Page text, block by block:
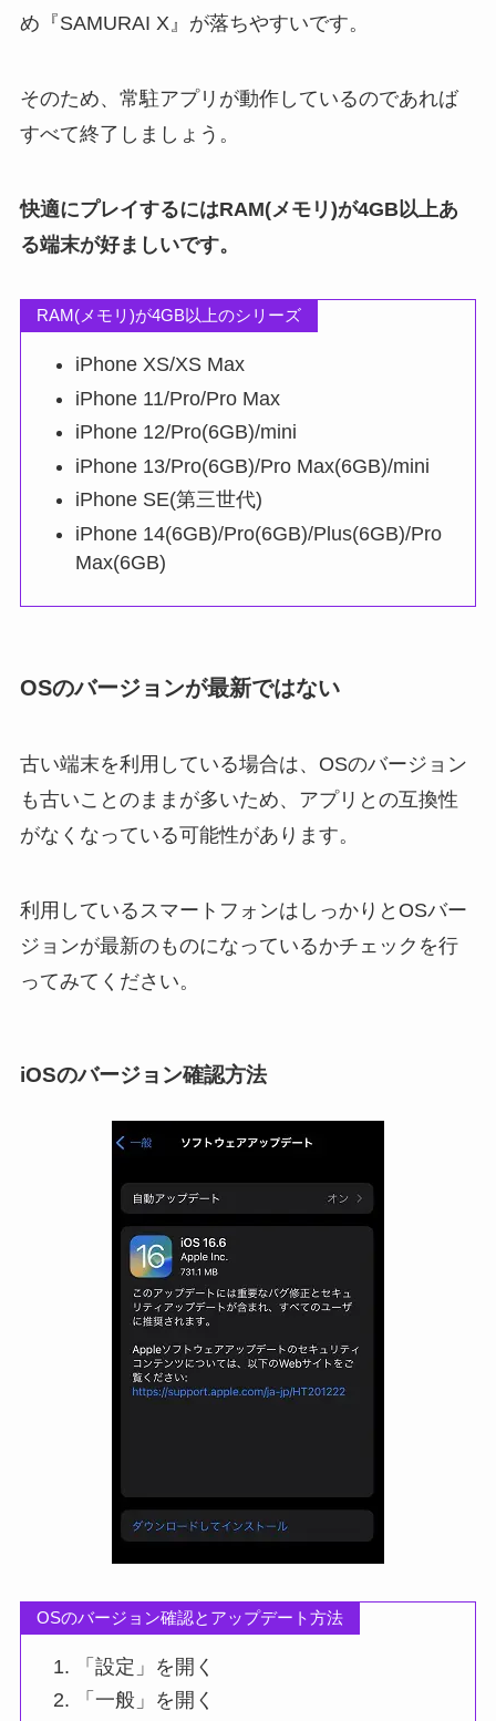
め『SAMURAI X』が落ちやすいです。
そのため、常駐アプリが動作しているのであれば
すべて終了しましょう。
快適にプレイするにはRAM(メモリ)が4GB以上あ
る端末が好ましいです。
RAM(メモリ)が4GB以上のシリーズ
iPhone XS/XS Max
iPhone 11/Pro/Pro Max
iPhone 12/Pro(6GB)/mini
iPhone 13/Pro(6GB)/Pro Max(6GB)/mini
iPhone SE(第三世代)
iPhone 14(6GB)/Pro(6GB)/Plus(6GB)/Pro
Max(6GB)
OSのバージョンが最新ではない
古い端末を利用している場合は、OSのバージョン
も古いことのままが多いため、アプリとの互換性
がなくなっている可能性があります。
利用しているスマートフォンはしっかりとOSバー
ジョンが最新のものになっているかチェックを行
ってみてください。
iOSのバージョン確認方法
OSのバージョン確認とアップデート方法
「設定」を開く
「一般」を開く